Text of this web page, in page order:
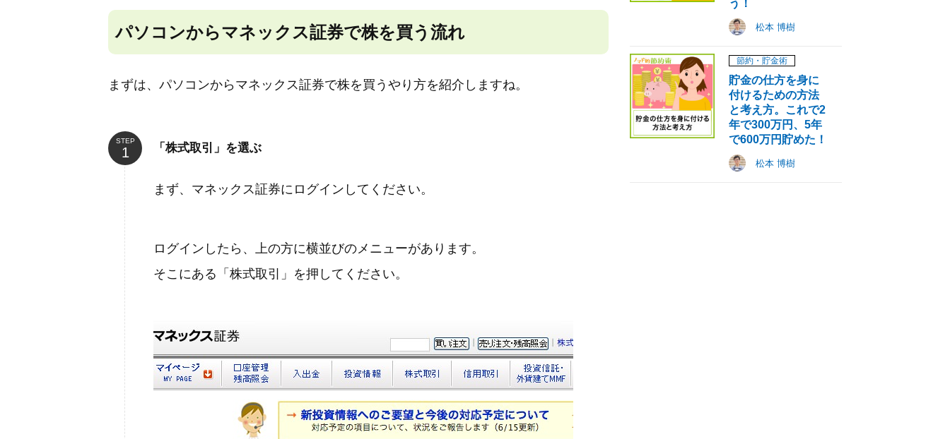
パソコンからマネックス証券で株を買う流れ
まずは、パソコンからマネックス証券で株を買うやり方を紹介しますね。
STEP
「株式取引」を選ぶ
まず、マネックス証券にログインしてください。
ログインしたら、上の方に横並びのメニューがあります。
そこにある「株式取引」を押してください。
う！
松本 博樹
節約・貯金術
貯金の仕方を身に
付けるための方法
と考え方。これで2
年で300万円、5年
で600万円貯めた！
松本 博樹